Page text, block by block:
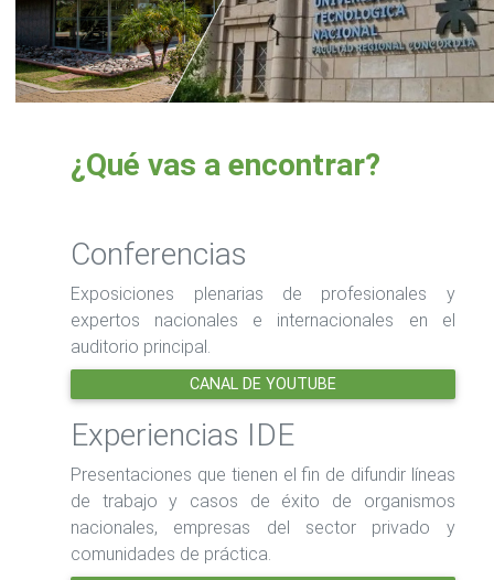
¿Qué vas a encontrar?
Conferencias
Exposiciones plenarias de profesionales y
expertos nacionales e internacionales en el
auditorio principal.
CANAL DE YOUTUBE
Experiencias IDE
Presentaciones que tienen el fin de difundir líneas
de trabajo y casos de éxito de organismos
nacionales, empresas del sector privado y
comunidades de práctica.